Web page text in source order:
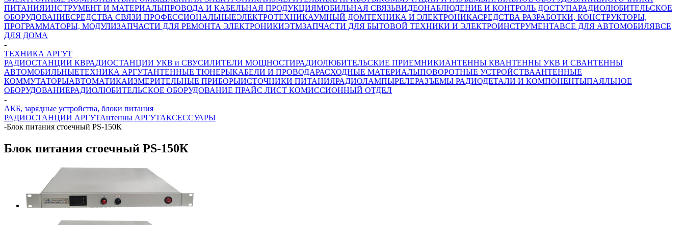
ПИТАНИЯИНСТРУМЕНТ И МАТЕРИАЛЫПРОВОДА И КАБЕЛЬНАЯ ПРОДУКЦИЯМОБИЛЬНАЯ СВЯЗЬВИДЕОНАБЛЮДЕНИЕ И КОНТРОЛЬ ДОСТУПАРАДИОЛЮБИТЕЛЬСКОЕ
ОБОРУДОВАНИЕСРЕДСТВА СВЯЗИ ПРОФЕССИОНАЛЬНЫЕЭЛЕКТРОТЕХНИКАУМНЫЙ ДОМТЕХНИКА И ЭЛЕКТРОНИКАСРЕДСТВА РАЗРАБОТКИ, КОНСТРУКТОРЫ,
ПРОГРАММАТОРЫ, МОДУЛИЗАПЧАСТИ ДЛЯ РЕМОНТА ЭЛЕКТРОНИКИЭТМЗАПЧАСТИ ДЛЯ БЫТОВОЙ ТЕХНИКИ И ЭЛЕКТРОИНСТРУМЕНТАВСЕ ДЛЯ АВТОМОБИЛЯВСЕ
ДЛЯ ДОМА
-
ТЕХНИКА АРГУТ
РАДИОСТАНЦИИ КВРАДИОСТАНЦИИ УКВ и СВУСИЛИТЕЛИ МОЩНОСТИРАДИОЛЮБИТЕЛЬСКИЕ ПРИЕМНИКИАНТЕННЫ КВАНТЕННЫ УКВ И СВАНТЕННЫ
АВТОМОБИЛЬНЫЕТЕХНИКА АРГУТАНТЕННЫЕ ТЮНЕРЫКАБЕЛИ И ПРОВОДАРАСХОДНЫЕ МАТЕРИАЛЫПОВОРОТНЫЕ УСТРОЙСТВААНТЕННЫЕ
КОММУТАТОРЫАВТОМАТИКАИЗМЕРИТЕЛЬНЫЕ ПРИБОРЫИСТОЧНИКИ ПИТАНИЯРАДИОЛАМПЫРЕЛЕРАЗЪЕМЫ РАДИОДЕТАЛИ И КОМПОНЕНТЫПАЯЛЬНОЕ
ОБОРУДОВАНИЕРАДИОЛЮБИТЕЛЬСКОЕ ОБОРУДОВАНИЕ ПРАЙС ЛИСТ КОМИССИОННЫЙ ОТДЕЛ
-
АКБ, зарядные устройства, блоки питания
РАДИОСТАНЦИИ АРГУТАнтенны АРГУТАКСЕССУАРЫ
-Блок питания стоечный PS-150К
Блок питания стоечный PS-150К